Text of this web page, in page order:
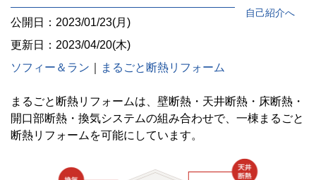
自己紹介へ
公開日：2023/01/23(月)
更新日：2023/04/20(木)
ソフィー＆ラン
まるごと断熱リフォーム
まるごと断熱リフォームは、壁断熱・天井断熱・床断熱・
開口部断熱・換気システムの組み合わせで、一棟まるごと
断熱リフォームを可能にしています。